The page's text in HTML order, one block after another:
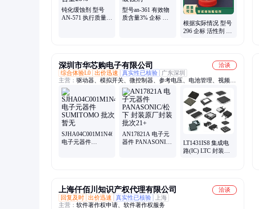
钝化缓蚀剂 型号
AN-571 执行质量标
型号an-361 有效物
质含量3% 企标 参
根据实际情况 型号
296 企标 活性剂 液
深圳市华芯购电子有限公司
洽谈
综合体验L0 出价迅速 真实性已核验
广东深圳
主营： 驱动器、模拟开关、微控制器、参考电压、电池管理、视频开
关ic、仪表放大器、音频放大器、开关稳压器、数字隔离器、精密放
大器、运算放大器、点火控制器、开关控制器、可编程门阵列、接口
集成电路、电容电阻
SJHA04C001M1N46
电子元器件
AN17821A 电子元
器件 PANASONIC/
LT1431IS8 集成电
路(IC) LTC 封装
上海仟佰川知识产权代理有限公司
洽谈
回复及时 出价迅速 真实性已核验
上海
主营： 软件著作权申请、软件著作权服务